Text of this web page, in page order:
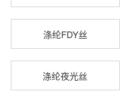
涤纶FDY丝
涤纶夜光丝